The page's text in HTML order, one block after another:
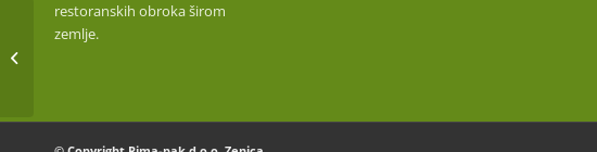
restoranskih obroka širom
zemlje.